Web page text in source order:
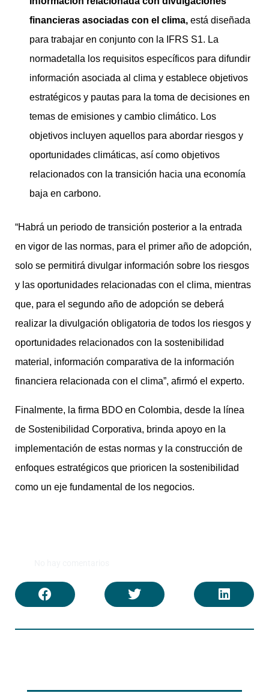
financieras asociadas con el clima, está diseñada
para trabajar en conjunto con la IFRS S1. La
normadetalla los requisitos específicos para difundir
información asociada al clima y establece objetivos
estratégicos y pautas para la toma de decisiones en
temas de emisiones y cambio climático. Los
objetivos incluyen aquellos para abordar riesgos y
oportunidades climáticas, así como objetivos
relacionados con la transición hacia una economía
baja en carbono.
“Habrá un periodo de transición posterior a la entrada
en vigor de las normas, para el primer año de adopción,
solo se permitirá divulgar información sobre los riesgos
y las oportunidades relacionadas con el clima, mientras
que, para el segundo año de adopción se deberá
realizar la divulgación obligatoria de todos los riesgos y
oportunidades relacionados con la sostenibilidad
material, información comparativa de la información
financiera relacionada con el clima”, afirmó el experto.
Finalmente, la firma BDO en Colombia, desde la línea
de Sostenibilidad Corporativa, brinda apoyo en la
implementación de estas normas y la construcción de
enfoques estratégicos que prioricen la sostenibilidad
como un eje fundamental de los negocios.